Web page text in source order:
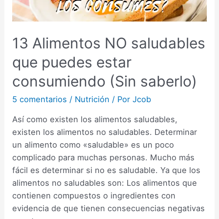
13 Alimentos NO saludables
que puedes estar
consumiendo (Sin saberlo)
5 comentarios / Nutrición / PorJcob
Así como existen los alimentos saludables,
existen los alimentos no saludables. Determinar
un alimento como «saludable» es un poco
complicado para muchas personas. Mucho más
fácil es determinar si no es saludable. Ya que los
alimentos no saludables son: Los alimentos que
contienen compuestos o ingredientes con
evidencia de que tienen consecuencias negativas